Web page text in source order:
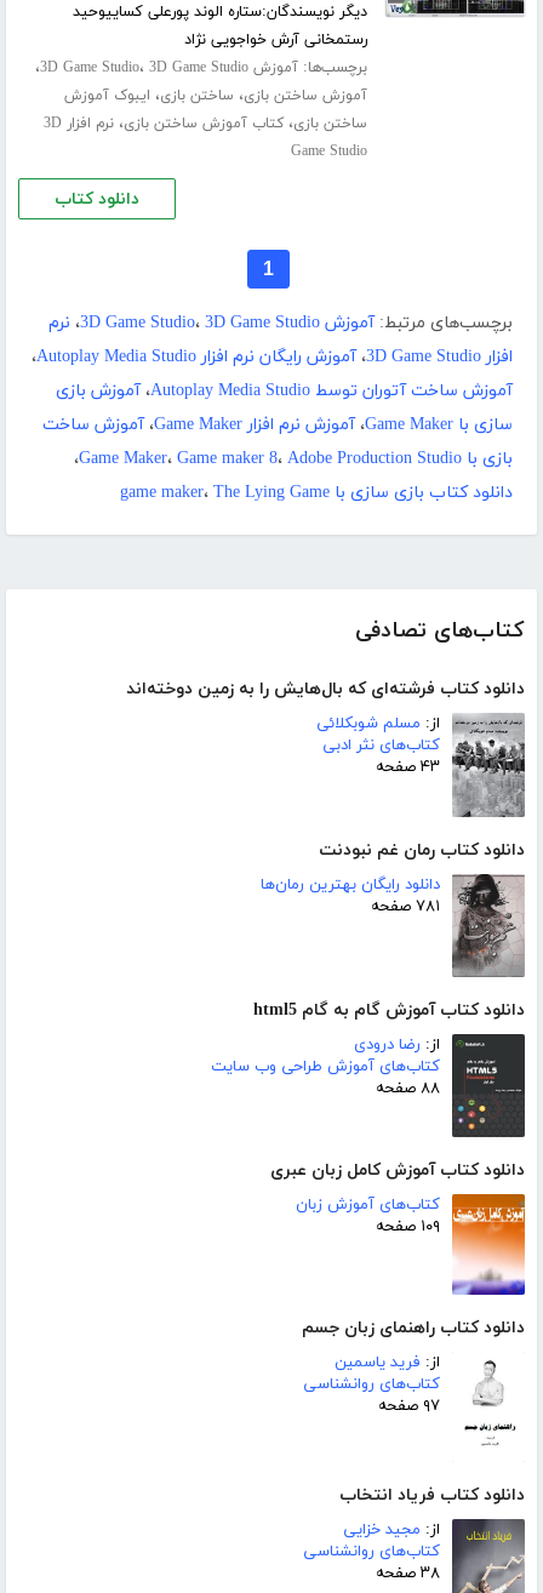
کتاب‌های تصادفی
دانلود کتاب فرشته‌ای که بال‌هایش را به زمین دوخته‌اند
از: مسلم شوبکلائی
کتاب‌های نثر ادبی
۴۳ صفحه
دانلود کتاب رمان غم نبودنت
دانلود رایگان بهترین رمان‌ها
۷۸۱ صفحه
دانلود کتاب آموزش گام به گام html5
از: رضا درودی
کتاب‌های آموزش طراحی وب سایت
۸۸ صفحه
دانلود کتاب آموزش کامل زبان عبری
کتاب‌های آموزش زبان
۱۰۹ صفحه
دانلود کتاب راهنمای زبان جسم
از: فرید یاسمین
کتاب‌های روانشناسی
۹۷ صفحه
دانلود کتاب فریاد انتخاب
از: مجید خزایی
کتاب‌های روانشناسی
۳۸ صفحه
دیگر نویسندگان:ستاره الوند پورعلی کساییوحید
رستمخانی آرش خواجویی نژاد
برچسب‌ها:آموزش 3D Game Studio ، 3D Game Studio ،
آموزش ساختن بازی، ساختن بازی، ایبوک آموزش
ساختن بازی،کتاب آموزش ساختن بازی،
نرم افزار 3D
Game Studio
دانلود کتاب
1
برچسب‌های مرتبط:آموزش 3D Game Studio ، 3D Game Studio ، نرم
افزار 3D Game Studio
،آموزش رایگان نرم افزار Autoplay Media Studio
،
آموزش ساخت آتوران توسط Autoplay Media Studio
،آموزش بازی
سازی با Game Maker
،آموزش نرم افزار Game Maker ،آموزش ساخت
بازی با Game Maker
، Game maker 8، Adobe Production Studio
،
دانلود کتاب بازی سازی با game maker
، The Lying Game